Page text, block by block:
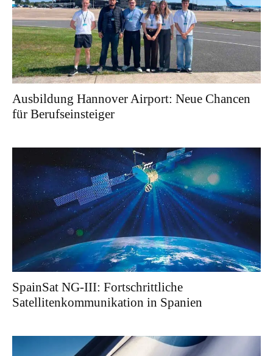
Ausbildung Hannover Airport: Neue Chancen
für Berufseinsteiger
SpainSat NG-III: Fortschrittliche
Satellitenkommunikation in Spanien